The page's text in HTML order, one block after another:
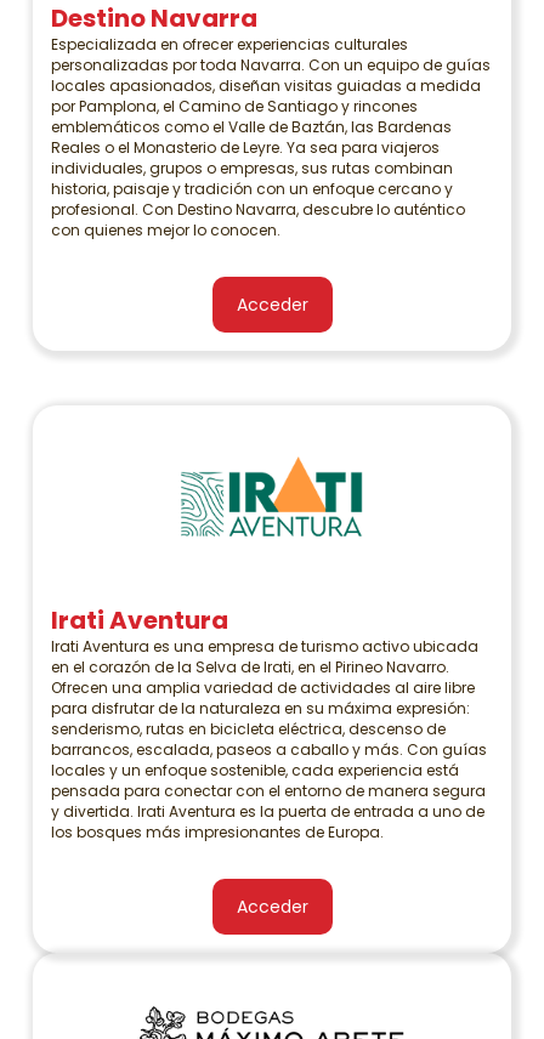
Destino Navarra
Especializada en ofrecer experiencias culturales
personalizadas por toda Navarra. Con un equipo de guías
locales apasionados, diseñan visitas guiadas a medida
por Pamplona, el Camino de Santiago y rincones
emblemáticos como el Valle de Baztán, las Bardenas
Reales o el Monasterio de Leyre. Ya sea para viajeros
individuales, grupos o empresas, sus rutas combinan
historia, paisaje y tradición con un enfoque cercano y
profesional. Con Destino Navarra, descubre lo auténtico
con quienes mejor lo conocen.
Acceder
Irati Aventura
Irati Aventura es una empresa de turismo activo ubicada
en el corazón de la Selva de Irati, en el Pirineo Navarro.
Ofrecen una amplia variedad de actividades al aire libre
para disfrutar de la naturaleza en su máxima expresión:
senderismo, rutas en bicicleta eléctrica, descenso de
barrancos, escalada, paseos a caballo y más. Con guías
locales y un enfoque sostenible, cada experiencia está
pensada para conectar con el entorno de manera segura
y divertida. Irati Aventura es la puerta de entrada a uno de
los bosques más impresionantes de Europa.
Acceder